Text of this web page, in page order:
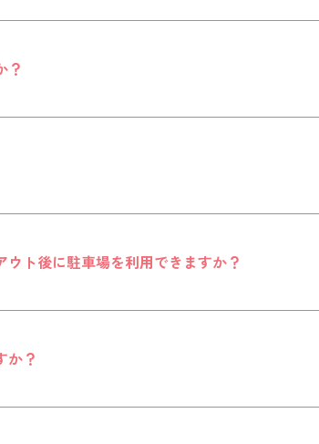
？
ト後に駐車場を利用できますか？
か？